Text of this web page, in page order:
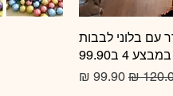
מהירה
עם בלוני לבבות
במבצע 4 ב99.90
רגיל מחיר מבצע